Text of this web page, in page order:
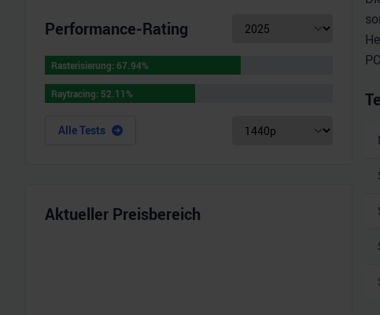
Performance-Rating
Rasterisierung: 67.94%
Rasterisierung:67.94%
Raytracing: 52.11%
Raytracing: 52.11%
Alle Tests
Aktueller Preisbereich